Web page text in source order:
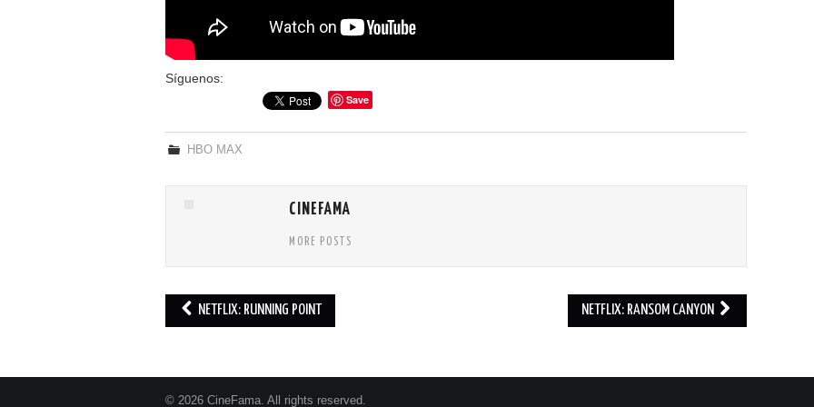
Síguenos:
Save
HBO MAX
CINEFAMA
MORE POSTS
NETFLIX: RUNNING POINT NETFLIX: RANSOM CANYON
© 2026 CineFama. All rights reserved.